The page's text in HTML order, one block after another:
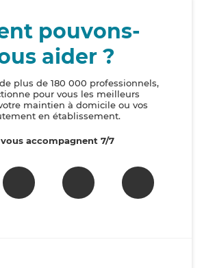
pouvons-
aider ?
plus de 180 000 professionnels,
pour vous les meilleurs
maintien à domicile ou vos
en établissement.
accompagnent 7/7